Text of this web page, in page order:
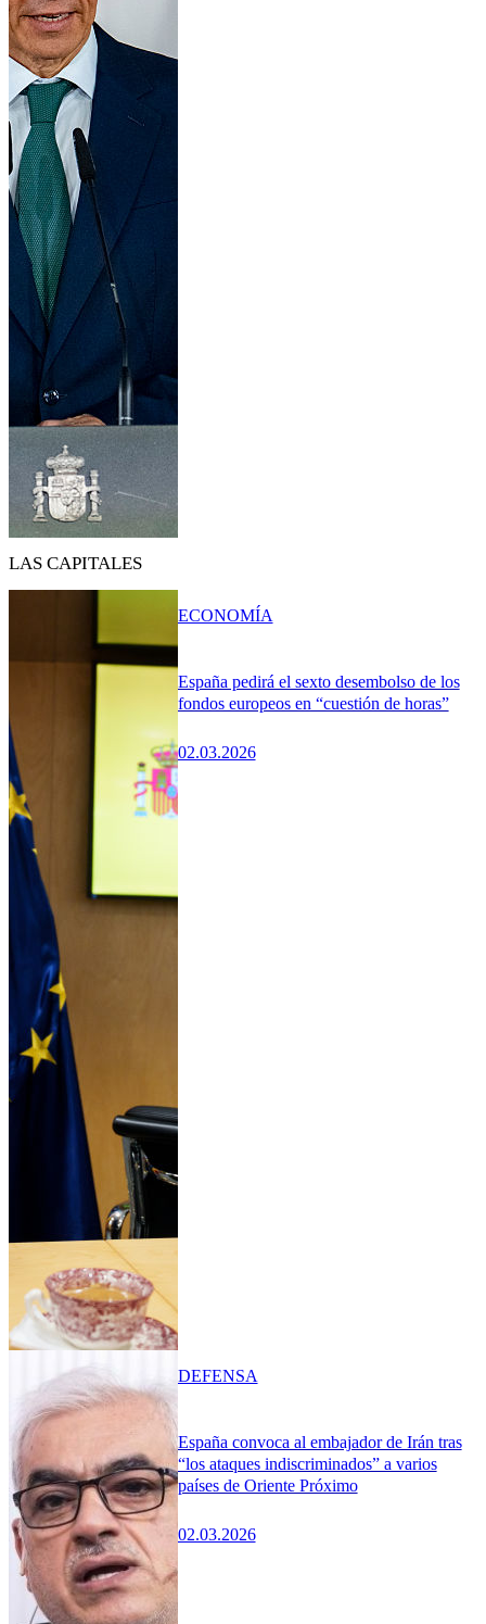
LAS CAPITALES
España pedirá el sexto desembolso de los
fondos europeos en “cuestión de horas”
02.03.2026
ECONOMÍA
España convoca al embajador de Irán tras
“los ataques indiscriminados” a varios
países de Oriente Próximo
02.03.2026
DEFENSA